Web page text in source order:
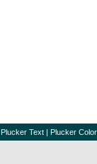
Plucker Text | Plucker Color